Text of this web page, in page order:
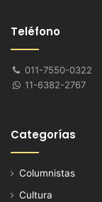
Teléfono
011-7550-0322
11-6382-2767
Categorías
Columnistas
Cultura